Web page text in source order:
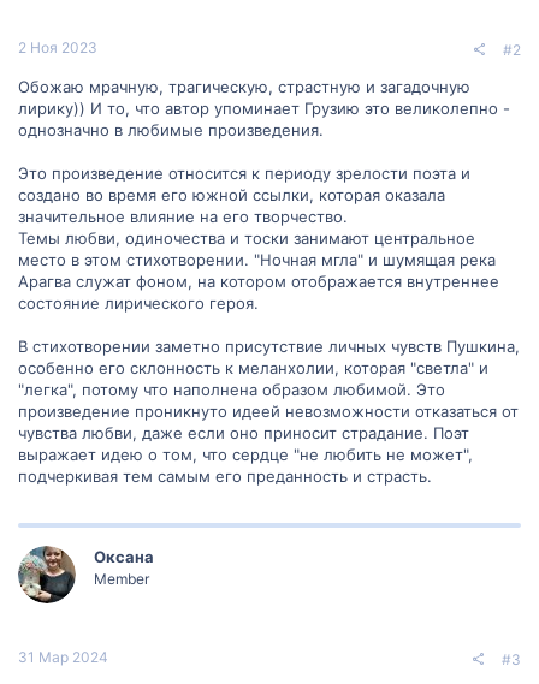
2 Ноя 2023 #2
Обожаю мрачную, трагическую, страстную и загадочную
лирику)) И то, что автор упоминает Грузию это великолепно -
однозначно в любимые произведения.
Это произведение относится к периоду зрелости поэта и
создано во время его южной ссылки, которая оказала
значительное влияние на его творчество.
Темы любви, одиночества и тоски занимают центральное
место в этом стихотворении. "Ночная мгла" и шумящая река
Арагва служат фоном, на котором отображается внутреннее
состояние лирического героя.
В стихотворении заметно присутствие личных чувств Пушкина,
особенно его склонность к меланхолии, которая "светла" и
"легка", потому что наполнена образом любимой. Это
произведение проникнуто идеей невозможности отказаться от
чувства любви, даже если оно приносит страдание. Поэт
выражает идею о том, что сердце "не любить не может",
подчеркивая тем самым его преданность и страсть.
Оксана
Member
31 Мар 2024 #3